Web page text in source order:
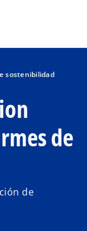
sostenibilidad
de
de